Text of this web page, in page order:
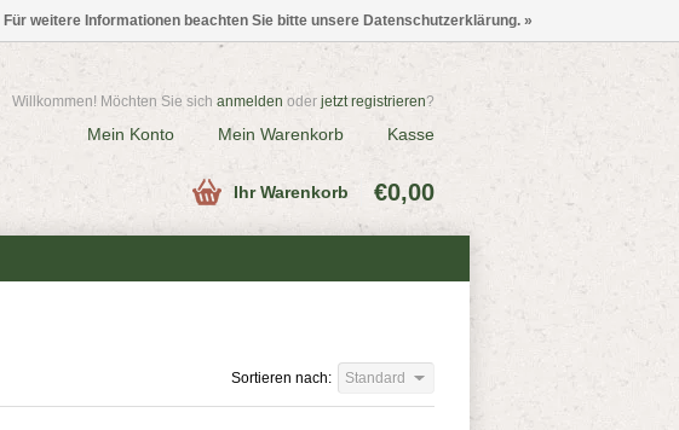
Willkommen! Möchten Sie sich anmelden oder jetzt registrieren?
Mein Konto Mein Warenkorb Kasse
Ihr Warenkorb €0,00
Sortieren nach: Standard
Für weitere Informationen beachten Sie bitte unsere Datenschutzerklärung. »